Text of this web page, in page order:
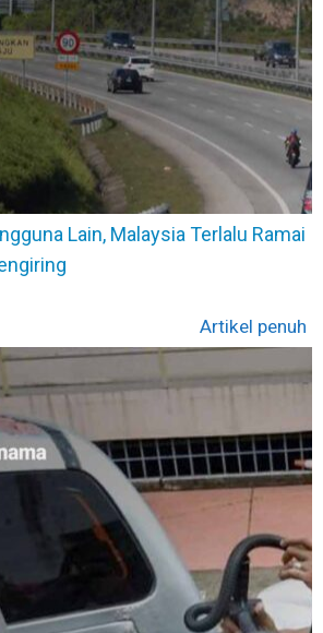
Lain, Malaysia Terlalu Ramai
Artikel penuh